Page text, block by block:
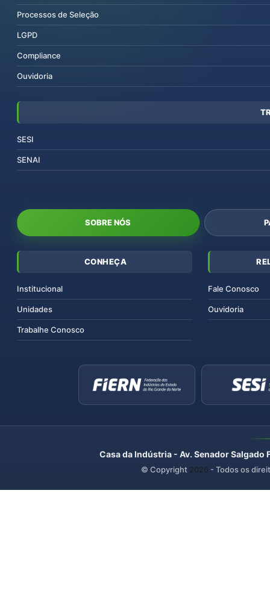
Processos de Seleção
LGPD
Compliance
Ouvidoria
SESI
SENAI
SOBRE NÓS
CONHEÇA
Institucional
Unidades
Trabalhe Conosco
Fale Conosco
Ouvidoria
Casa da Indústria - Av. Senador
© Copyright 2026 - Todos os